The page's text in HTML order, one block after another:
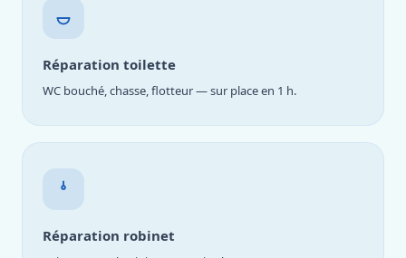
Réparation toilette
WC bouché, chasse, flotteur — sur place en 1 h.
Réparation robinet